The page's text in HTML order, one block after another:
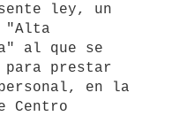
ley, un
"Alta
al que se
para prestar
en la
Centro